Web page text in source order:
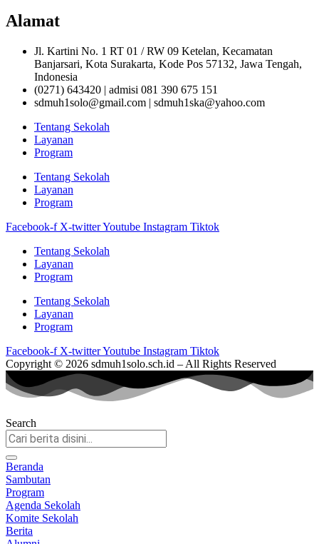
Alamat
Jl. Kartini No. 1 RT 01 / RW 09 Ketelan, Kecamatan
Banjarsari, Kota Surakarta, Kode Pos 57132, Jawa Tengah,
Indonesia
(0271) 643420 | admisi 081 390 675 151
sdmuh1solo@gmail.com | sdmuh1ska@yahoo.com
Tentang Sekolah
Layanan
Program
Tentang Sekolah
Layanan
Program
Facebook-f X-twitterYoutube Instagram Tiktok
Tentang Sekolah
Layanan
Program
Tentang Sekolah
Layanan
Program
Facebook-f X-twitterYoutube Instagram Tiktok
Copyright © 2026 sdmuh1solo.sch.id – All Rights Reserved
Search
Beranda
Sambutan
Program
Agenda Sekolah
Komite Sekolah
Berita